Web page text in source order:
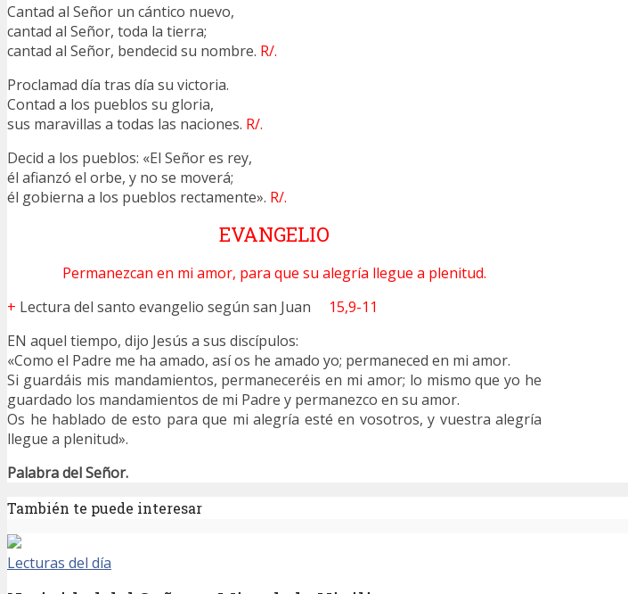
Cantad al Señor un cántico nuevo,
cantad al Señor, toda la tierra;
cantad al Señor, bendecid su nombre. R/.
Proclamad día tras día su victoria.
Contad a los pueblos su gloria,
sus maravillas a todas las naciones. R/.
Decid a los pueblos: «El Señor es rey,
él afianzó el orbe, y no se moverá;
él gobierna a los pueblos rectamente». R/.
EVANGELIO
Permanezcan en mi amor, para que su alegría llegue a plenitud.
+ Lectura del santo evangelio según san Juan 15,9-11
EN aquel tiempo, dijo Jesús a sus discípulos:
«Como el Padre me ha amado, así os he amado yo; permaneced en mi amor.
Si guardáis mis mandamientos, permaneceréis en mi amor; lo mismo que yo he
guardado los mandamientos de mi Padre y permanezco en su amor.
Os he hablado de esto para que mi alegría esté en vosotros, y vuestra alegría
llegue a plenitud».
Palabra del Señor.
También te puede interesar
Lecturas del día